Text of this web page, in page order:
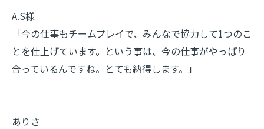
A.S様
「今の仕事もチームプレイで、みんなで協力して1つのこ
とを仕上げています。という事は、今の仕事がやっぱり
合っているんですね。とても納得します。」
ありさ